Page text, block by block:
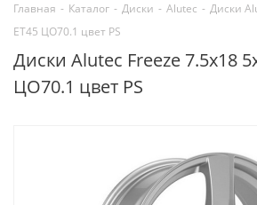
Главная - Каталог - Диски - Alutec - Диски
ET45 ЦО70.1 цвет PS
Диски Alutec Freeze 7.5x18
ЦО70.1 цвет PS